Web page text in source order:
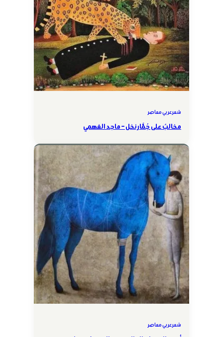
شعر عربي معاصر
مخالبٌ على جُمَّار نخل – ماجد الفهمي
شعر عربي معاصر